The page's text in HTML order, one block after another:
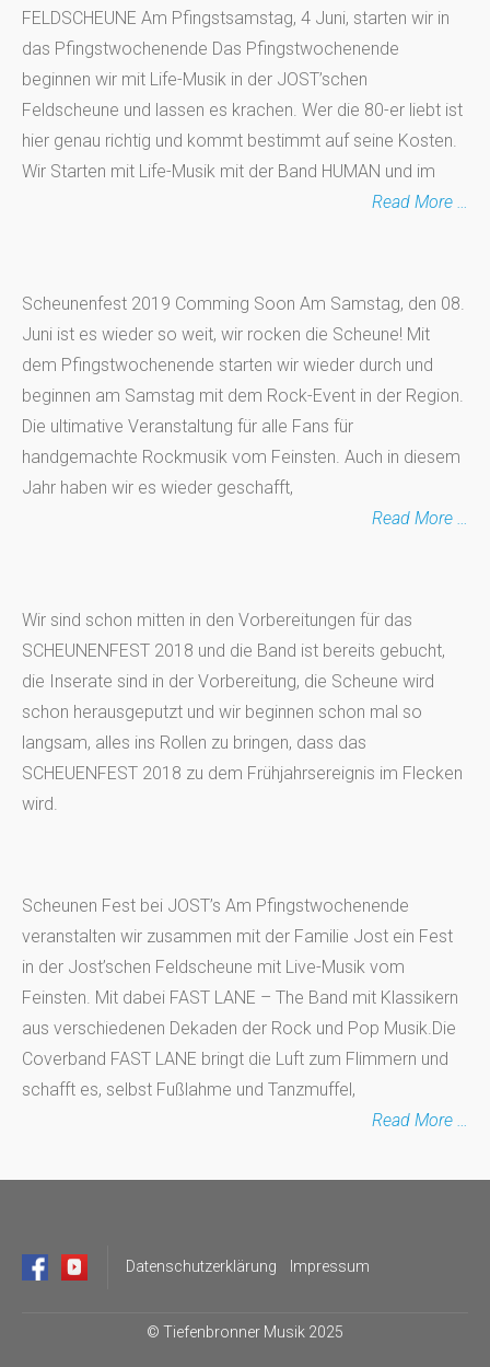
FELDSCHEUNE Am Pfingstsamstag, 4 Juni, starten wir in
das Pfingstwochenende Das Pfingstwochenende
beginnen wir mit Life-Musik in der JOST’schen
Feldscheune und lassen es krachen. Wer die 80-er liebt ist
hier genau richtig und kommt bestimmt auf seine Kosten.
Wir Starten mit Life-Musik mit der Band HUMAN und im
Read More …
Scheunenfest 2019 Comming Soon Am Samstag, den 08.
Juni ist es wieder so weit, wir rocken die Scheune! Mit
dem Pfingstwochenende starten wir wieder durch und
beginnen am Samstag mit dem Rock-Event in der Region.
Die ultimative Veranstaltung für alle Fans für
handgemachte Rockmusik vom Feinsten. Auch in diesem
Jahr haben wir es wieder geschafft,
Read More …
Wir sind schon mitten in den Vorbereitungen für das
SCHEUNENFEST 2018 und die Band ist bereits gebucht,
die Inserate sind in der Vorbereitung, die Scheune wird
schon herausgeputzt und wir beginnen schon mal so
langsam, alles ins Rollen zu bringen, dass das
SCHEUENFEST 2018 zu dem Frühjahrsereignis im Flecken
wird.
Scheunen Fest bei JOST’s Am Pfingstwochenende
veranstalten wir zusammen mit der Familie Jost ein Fest
in der Jost’schen Feldscheune mit Live-Musik vom
Feinsten. Mit dabei FAST LANE – The Band mit Klassikern
aus verschiedenen Dekaden der Rock und Pop Musik.Die
Coverband FAST LANE bringt die Luft zum Flimmern und
schafft es, selbst Fußlahme und Tanzmuffel,
Read More …
Datenschutzerklärung Impressum
© Tiefenbronner Musik 2025